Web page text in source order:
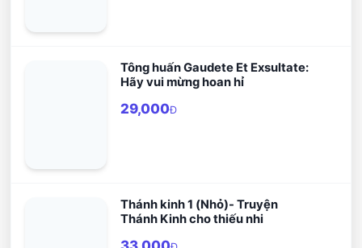
Tông huấn Gaudete Et Exsultate:
Hãy vui mừng hoan hỉ
29,000Đ
Thánh kinh 1 (Nhỏ)- Truyện
Thánh Kinh cho thiếu nhi